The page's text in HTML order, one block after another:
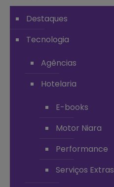
Destaques
Tecnologia
Agências
Hotelaria
E-books
Motor Niara
Performance
Serviços Extras